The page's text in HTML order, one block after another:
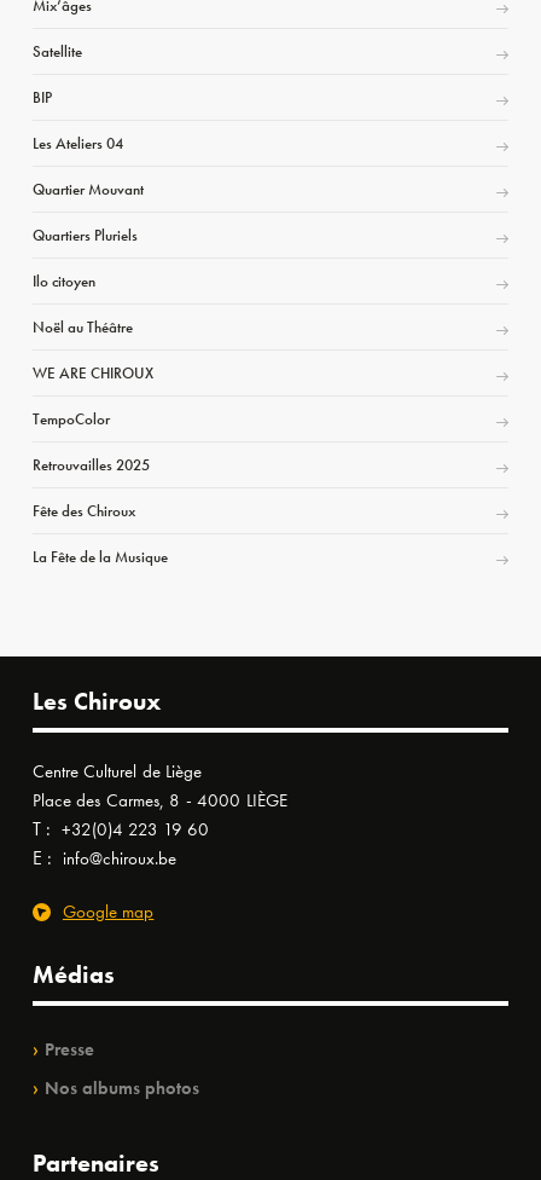
Mix’âges
Satellite
BIP
Les Ateliers 04
Quartier Mouvant
Quartiers Pluriels
Ilo citoyen
Noël au Théâtre
WE ARE CHIROUX
TempoColor
Retrouvailles 2025
Fête des Chiroux
La Fête de la Musique
Les Chiroux
Centre Culturel de Liège
Place des Carmes, 8 - 4000 LIÈGE
T : +32(0)4 223 19 60
E : info@chiroux.be
Google map
Médias
Presse
Nos albums photos
Partenaires